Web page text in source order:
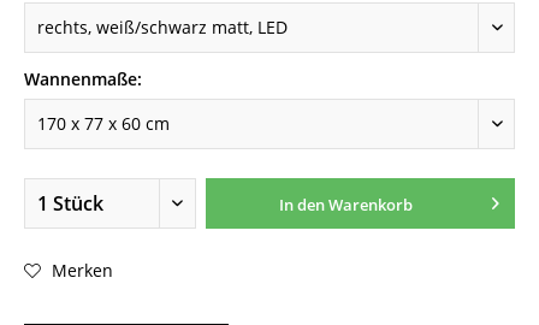
Wannenmaße:
In denWarenkorb
Merken